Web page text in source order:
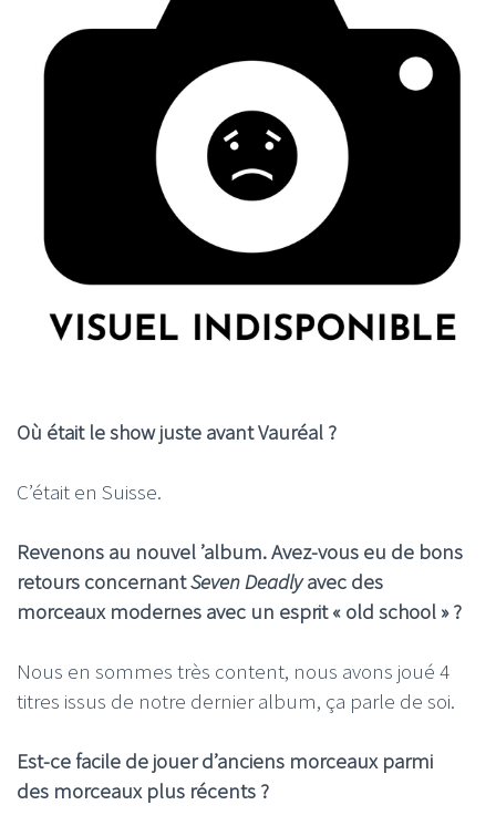
Où était le show juste avant Vauréal ?
C’était en Suisse.
Revenons au nouvel ’album. Avez-vous eu de bons
retours concernantSeven Deadlyavec des
morceaux modernes avec un esprit « old school » ?
Nous en sommes très content, nous avons joué 4
titres issus de notre dernier album, ça parle de soi.
Est-ce facile de jouer d’anciens morceaux parmi
des morceaux plus récents ?